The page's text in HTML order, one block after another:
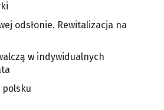
odsłonie. Rewitalizacja na
w indywidualnych
polsku